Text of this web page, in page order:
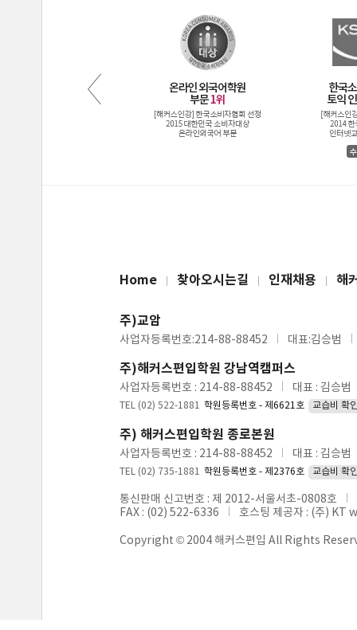
Home 찾아오시는길 인재채용 해
주)교암
사업자등록번호:214-88-88452 대표:김승범
주)해커스편입학원 강남역캠퍼스
사업자등록번호 : 214-88-88452 대표 : 김승범
TEL (02) 522-1881 학원등록번호 - 제6621호 교습비 확
주) 해커스편입학원 종로본원
사업자등록번호 : 214-88-88452 대표 : 김승범
TEL (02) 735-1881 학원등록번호 - 제2376호 교습비 확
통신판매 신고번호 : 제 2012-서울서초-0808호
FAX : (02) 522-6336
호스팅 제공자 : (주)
Copyright © 2004 해커스편입 All Rights